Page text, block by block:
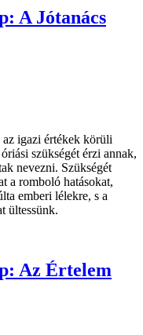
A Jótanács
az igazi értékek körüli
szükségét érzi annak,
nevezni. Szükségét
a romboló hatásokat,
emberi lélekre, s a
ültessünk.
Az Értelem